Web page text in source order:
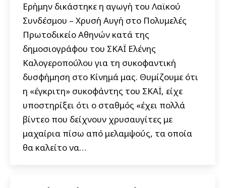
Ερήμην δικάστηκε η αγωγή του Λαϊκού
Συνδέσμου – Χρυσή Αυγή στο Πολυμελές
Πρωτοδικείο Αθηνών κατά της
δημοσιογράφου του ΣΚΑΪ Ελένης
Καλογεροπούλου για τη συκοφαντική
δυσφήμηση στο Κίνημά μας. Θυμίζουμε ότι
η «έγκριτη» συκοφάντης του ΣΚΑΪ, είχε
υποστηρίξει ότι ο σταθμός «έχει πολλά
βίντεο που δείχνουν χρυσαυγίτες με
μαχαίρια πίσω από μελαμψούς, τα οποία
θα καλείτο να…